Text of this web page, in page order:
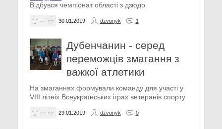
Відбувся чемпіонат області з дзюдо
— 30.01.2019 dzvonyk 1
Дубенчанин - серед
переможців змагання з
важкої атлетики
На змаганнях формували команду для участі у
VIII літніх Всеукраїнських іграх ветеранів спорту
— 29.01.2019 dzvonyk 0